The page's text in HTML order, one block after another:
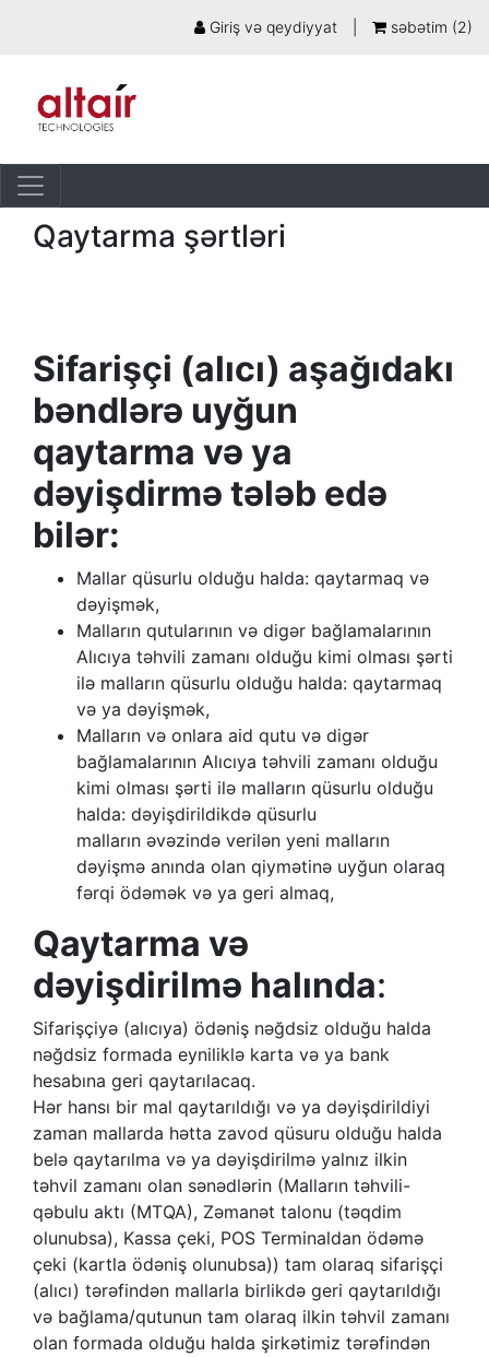
Giriş və qeydiyyat səbətim (2)
Qaytarma şərtləri
Sifarişçi (alıcı) aşağıdakı
bəndlərə uyğun
qaytarma və ya
dəyişdirmə tələb edə
bilər:
Mallar qüsurlu olduğu halda: qaytarmaq və
dəyişmək,
Malların qutularının və digər bağlamalarının
Alıcıya təhvili zamanı olduğu kimi olması şərti
ilə malların qüsurlu olduğu halda: qaytarmaq
və ya dəyişmək,
Malların və onlara aid qutu və digər
bağlamalarının Alıcıya təhvili zamanı olduğu
kimi olması şərti ilə malların qüsurlu olduğu
halda: dəyişdirildikdə qüsurlu
malların əvəzində verilən yeni malların
dəyişmə anında olan qiymətinə uyğun olaraq
fərqi ödəmək və ya geri almaq,
Qaytarma və
dəyişdirilmə halında:
Sifarişçiyə (alıcıya) ödəniş nəğdsiz olduğu halda
nəğdsiz formada eyniliklə karta və ya bank
hesabına geri qaytarılacaq.
Hər hansı bir mal qaytarıldığı və ya dəyişdirildiyi
zaman mallarda hətta zavod qüsuru olduğu halda
belə qaytarılma və ya dəyişdirilmə yalnız ilkin
təhvil zamanı olan sənədlərin (Malların təhvili-
qəbulu aktı (MTQA), Zəmanət talonu (təqdim
olunubsa), Kassa çeki, POS Terminaldan ödəmə
çeki (kartla ödəniş olunubsa)) tam olaraq sifarişçi
(alıcı) tərəfindən mallarla birlikdə geri qaytarıldığı
və bağlama/qutunun tam olaraq ilkin təhvil zamanı
olan formada olduğu halda şirkətimiz tərəfindən